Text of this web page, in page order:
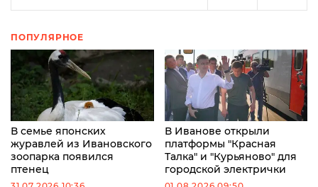
ПОПУЛЯРНОЕ
В семье японских
журавлей из Ивановского
зоопарка появился
птенец
В Иванове открыли
платформы "Красная
Талка" и "Курьяново" для
городской электрички